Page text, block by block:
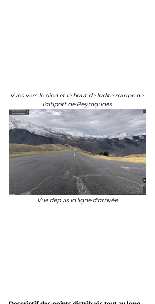
Vues vers le pied et le haut de ladite rampe de
l'altiport de Peyragudes
Vue depuis la ligne d'arrivée